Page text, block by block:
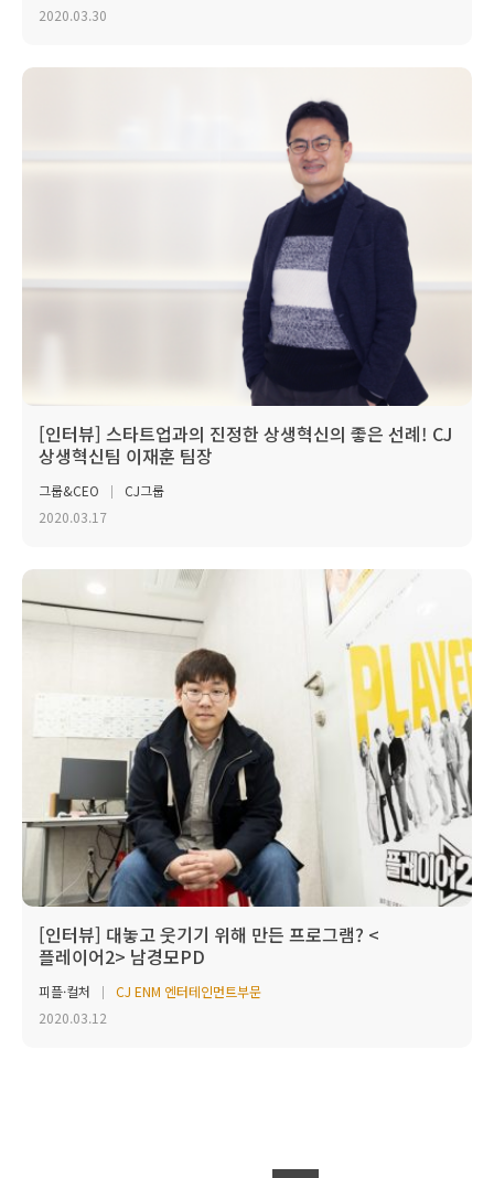
2020.03.30
[인터뷰] 스타트업과의 진정한 상생혁신의 좋은 선례! CJ
상생혁신팀 이재훈 팀장
그룹&CEO
CJ그룹
2020.03.17
[인터뷰] 대놓고 웃기기 위해 만든 프로그램? <
플레이어2> 남경모PD
피플·컬처
CJ ENM 엔터테인먼트부문
2020.03.12